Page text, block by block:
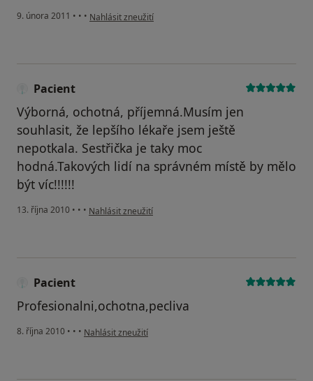
9. února 2011 • • • podle názoru uživatele Pacient
Nahlásit zneužití
Pacient
Výborná, ochotná, příjemná.Musím jen
souhlasit, že lepšího lékaře jsem ještě
nepotkala. Sestřička je taky moc
hodná.Takových lidí na správném místě by mělo
být víc!!!!!!
13. října 2010 • • • podle názoru uživatele Pacient
Nahlásit zneužití
Pacient
Profesionalni,ochotna,pecliva
8. října 2010 • • • podle názoru uživatele Pacient
Nahlásit zneužití